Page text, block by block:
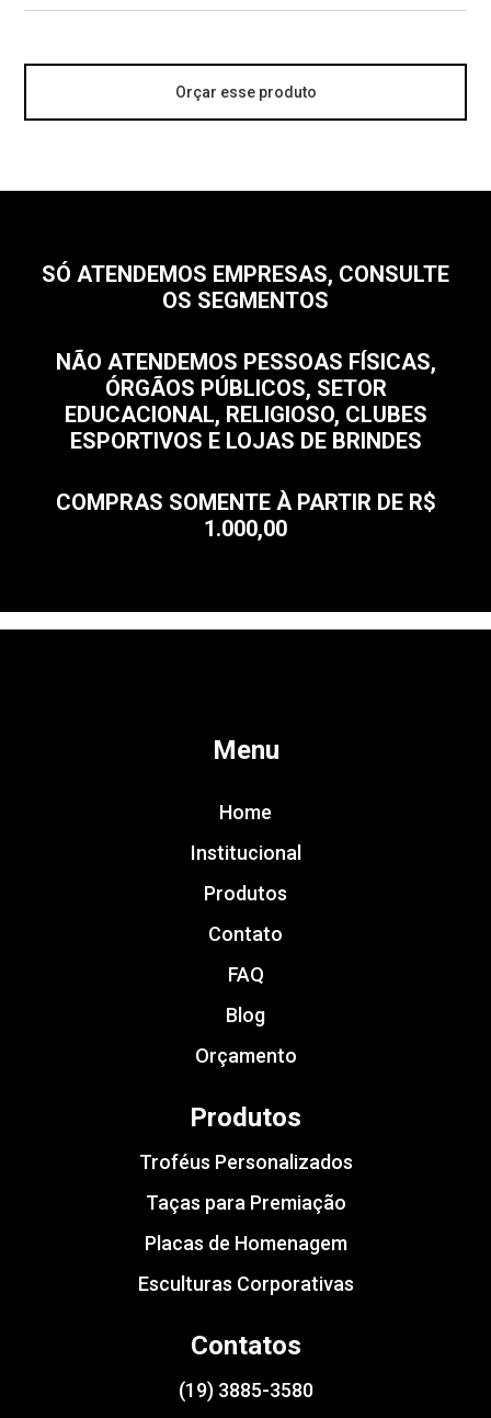
Orçar esse produto
SÓ ATENDEMOS EMPRESAS, CONSULTE
OS SEGMENTOS
NÃO ATENDEMOS PESSOAS FÍSICAS,
ÓRGÃOS PÚBLICOS, SETOR
EDUCACIONAL, RELIGIOSO, CLUBES
ESPORTIVOS E LOJAS DE BRINDES
COMPRAS SOMENTE À PARTIR DE R$
1.000,00
Menu
Home
Institucional
Produtos
Contato
FAQ
Blog
Orçamento
Produtos
Troféus Personalizados
Taças para Premiação
Placas de Homenagem
Esculturas Corporativas
Contatos
(19) 3885-3580